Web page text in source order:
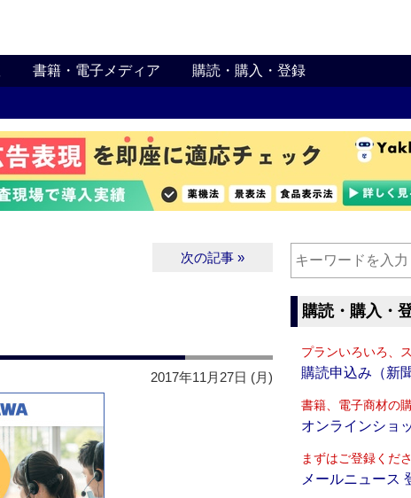
書籍・電子メディア 購読・購入・登録
次の記事 »
2017年11月27日 (月)
購読・購入・
プランいろいろ、
購読申込み（新
書籍、電子商材の
オンラインショ
まずはご登録くだ
メールニュース